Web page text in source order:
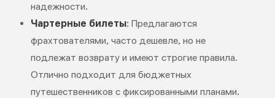
надежности.
Чартерные билеты: Предлагаются
фрахтователями, часто дешевле, но не
подлежат возврату и имеют строгие правила.
Отлично подходит для бюджетных
путешественников с фиксированными планами.